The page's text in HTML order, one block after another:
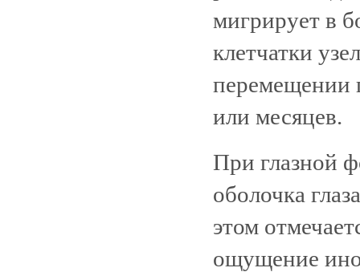
мигрирует в
клетчатки
перемещении
или месяцев.
При глазной
оболочка
этом
ощущение